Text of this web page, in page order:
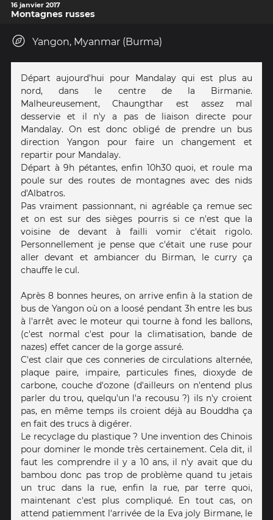
16 janvier 2017
Montagnes russes
Yangon, Myanmar (Burma)
Départ aujourd'hui pour Mandalay qui est plus au
nord, dans le centre de la Birmanie.
Malheureusement, Chaungthar est assez mal
desservie et il n'y a pas de liaison directe pour
Mandalay. On est donc obligé de prendre un bus
direction Yangon pour faire un changement et
repartir pour Mandalay.
Départ à 9h pétantes, enfin 10h30 quoi, et roule ma
poule sur des routes de montagnes avec des nids
d'Albatros.
Pas vraiment passionnant, ni agréable ça remue sec
et on est sur des sièges pourris si ce n'est que la
voisine de devant à failli vomir c'était rigolo.
Personnellement je pense que c'était une ruse pour
aller devant et ambiancer du Birman, le curry ça
chauffe le cul.
Après 8 bonnes heures, on arrive enfin à la station de
bus de Yangon où on a loosé pendant 3h entre les bus
à l'arrêt avec le moteur qui tourne à fond les ballons,
(c'est normal c'est pour la climatisation, bande de
nazes) effet cancer de la gorge assuré.
C'est clair que ces conneries de circulations alternée,
plaque paire, impaire, particules fines, dioxyde de
carbone, couche d'ozone (d'ailleurs on n'entend plus
parler du trou, quelqu'un l'a recousu ?) ils n'y croient
pas, en même temps ils croient déjà au Bouddha ça
en fait des trucs à digérer.
Le recyclage du plastique ? Une invention des Chinois
pour dominer le monde très certainement. Cela dit, il
faut les comprendre il y a 10 ans, il n'y avait que du
bambou donc pas trop de problème quand tu jetais
un truc dans la rue, enfin la rue, par terre quoi,
maintenant c'est plus compliqué. En tout cas, on
attend patiemment l'arrivée de la Eva joly Birmane, le